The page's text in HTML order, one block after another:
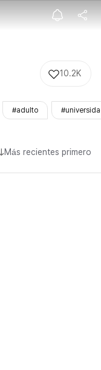
10.2K
#adulto
Más recientes primero